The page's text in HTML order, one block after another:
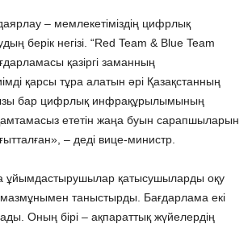
– мемлекетіміздің цифрлық
берік негізі. “Red Team & Blue Team
қазіргі заманның
қарсы тұра алатын әрі Қазақстанның
бар цифрлық инфрақұрылымының
ететін жаңа буын сарапшыларын
– деді вице-министр.
ұйымдастырушылар қатысушыларды оқу
таныстырды. Бағдарлама екі
Оның бірі – ақпараттық жүйелердің